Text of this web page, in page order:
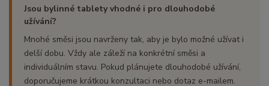
Jsou bylinné tablety vhodné i pro dlouhodobé
užívání?
Mnohé směsi jsou navrženy tak, aby je bylo možné užívat i
delší dobu. Vždy ale záleží na konkrétní směsi a
individuálním stavu. Pokud plánujete dlouhodobé užívání,
doporučujeme krátkou konzultaci nebo dotaz e-mailem.